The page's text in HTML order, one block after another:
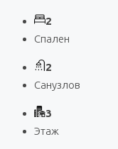
2
Спален
2
Санузлов
3
Этаж